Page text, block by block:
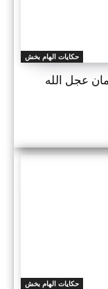
حکایات الهام بخش
عجل الله
حکایات الهام بخش